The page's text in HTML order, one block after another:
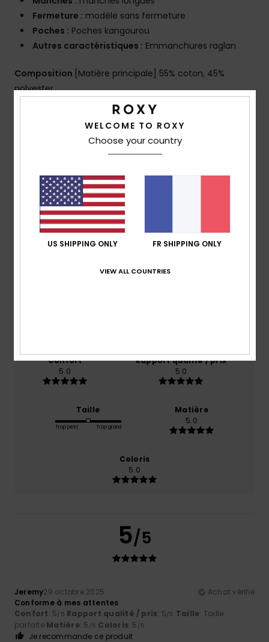
Fermeture : modèle sans fermeture
Poches : Poches kangourou
Autres caractéristiques : Emmanchures raglan
Composition [Matière principale] 55% coton, 45%
polyester
Traçabilité du produit (Loi Agec)
Livraison & Retours
Avis clients
Note moyenne
5.0
Confort
5.0
Rapport qualité / prix
5.0
Taille
Trop petit Trop grand
Matière
5.0
Coloris
5.0
5/5
Jeremy29 octobre 2025
Achat vérifié
Conforme à mes attentes
Confort: 5/5 Rapport qualité / prix: 5/5 Taille: Taille
parfaite Matière: 5 /5 Coloris: 5 /5
Je recommande ce produit
WELCOME TO ROXY
Choose your country
US SHIPPING ONLY FR SHIPPING ONLY
VIEW ALL COUNTRIES